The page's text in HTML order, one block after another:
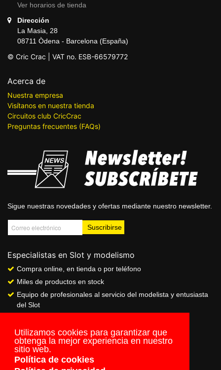
Utilizamos cookies para garantizar que
obtenga la mejor experiencia en nuestro
sitio web.
Política de cookies
Ver horarios de tienda
Dirección
La Masia, 28
08711 Òdena - Barcelona (España)
© Cric Crac | VAT no. ESB-66579772
Acerca de
Nuestra empresa
Visítanos en nuestra tienda
Circuitos club CricCrac
Preguntas frecuentes (FAQs)
Sigue nuestras novedades y ofertas mediante nuestro newsletter.
Especialistas en Slot y modelismo
Compra online, en tienda o por teléfono
Miles de productos en stock
Equipo de profesionales al servicio del modelista y entusiasta
del Slot
Servicio de pago seguro online
Envios a todo el mundo